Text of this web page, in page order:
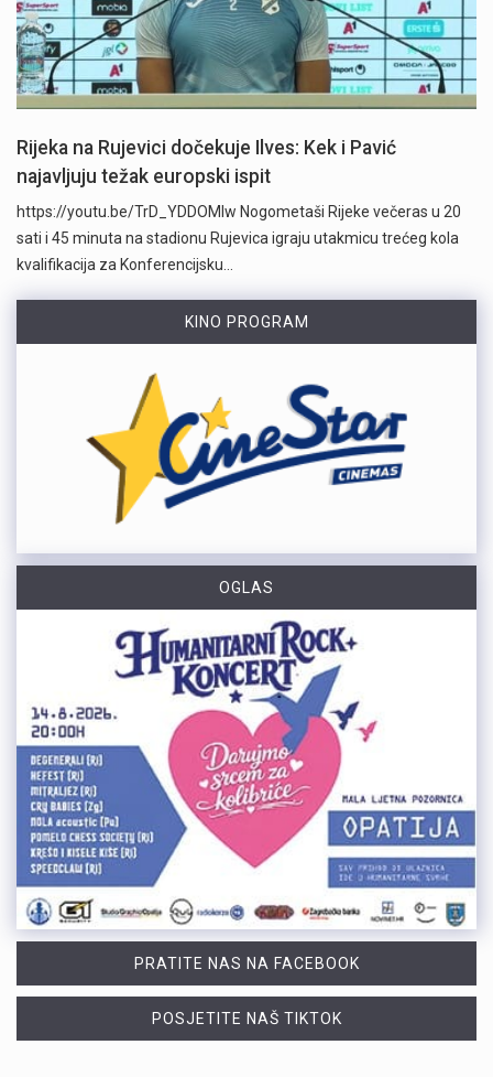
Rijeka na Rujevici dočekuje Ilves: Kek i Pavić
najavljuju težak europski ispit
https://youtu.be/TrD_YDDOMIw Nogometaši Rijeke večeras u 20
sati i 45 minuta na stadionu Rujevica igraju utakmicu trećeg kola
kvalifikacija za Konferencijsku…
KINO PROGRAM
OGLAS
PRATITE NAS NA FACEBOOK
POSJETITE NAŠ TIKTOK